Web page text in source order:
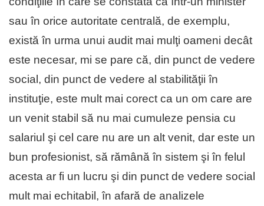
sau în orice autoritate centrală, de exemplu,
există în urma unui audit mai mulţi oameni decât
este necesar, mi se pare că, din punct de vedere
social, din punct de vedere al stabilităţii în
instituţie, este mult mai corect ca un om care are
un venit stabil să nu mai cumuleze pensia cu
salariul şi cel care nu are un alt venit, dar este un
bun profesionist, să rămână în sistem şi în felul
acesta ar fi un lucru şi din punct de vedere social
mult mai echitabil, în afară de analizele